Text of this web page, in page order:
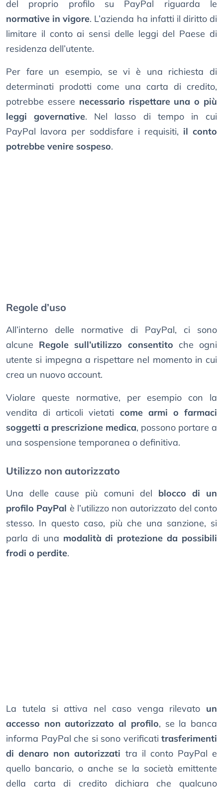
del proprio profilo su PayPal riguarda le
normative in vigore. L’azienda ha infatti il diritto di
limitare il conto ai sensi delle leggi del Paese di
residenza dell’utente.
Per fare un esempio, se vi è una richiesta di
determinati prodotti come una carta di credito,
potrebbe essere necessario rispettare una o più
leggi governative. Nel lasso di tempo in cui
PayPal lavora per soddisfare i requisiti, il conto
potrebbe venire sospeso.
Regole d’uso
All’interno delle normative di PayPal, ci sono
alcune Regole sull’utilizzo consentito che ogni
utente si impegna a rispettare nel momento in cui
crea un nuovo account.
Violare queste normative, per esempio con la
vendita di articoli vietati come armi o farmaci
soggetti a prescrizione medica, possono portare a
una sospensione temporanea o definitiva.
Utilizzo non autorizzato
Una delle cause più comuni del blocco di un
profilo PayPal è l’utilizzo non autorizzato del conto
stesso. In questo caso, più che una sanzione, si
parla di una modalità di protezione da possibili
frodi o perdite.
La tutela si attiva nel caso venga rilevato un
accesso non autorizzato al profilo, se la banca
informa PayPal che si sono verificati trasferimenti
di denaro non autorizzati tra il conto PayPal e
quello bancario, o anche se la società emittente
della carta di credito dichiara che qualcuno